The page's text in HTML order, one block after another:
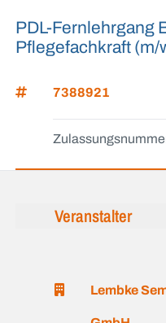
PDL-Fernlehrgang
Pflegefachkraft (m/
7388921
Veranstalter
Lembke